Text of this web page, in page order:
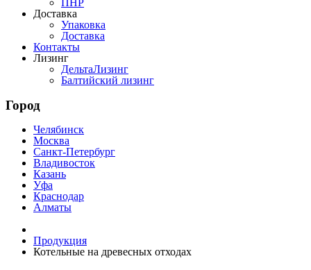
ПНР
Доставка
Упаковка
Доставка
Контакты
Лизинг
ДельтаЛизинг
Балтийский лизинг
Город
Челябинск
Москва
Санкт-Петербург
Владивосток
Казань
Уфа
Краснодар
Алматы
Продукция
Котельные на древесных отходах